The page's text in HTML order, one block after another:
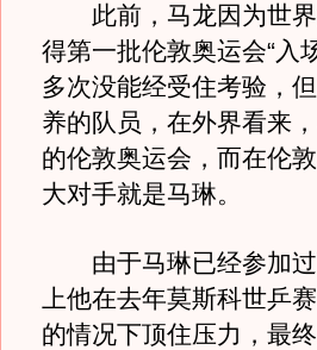
此前，马龙因为世界
得第一批伦敦奥运会“入
多次没能经受住考验，
养的队员，在外界看来
的伦敦奥运会，而在伦
大对手就是马琳。
由于马琳已经参加过
上他在去年莫斯科世乒
的情况下顶住压力，最